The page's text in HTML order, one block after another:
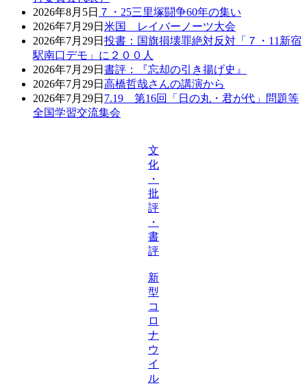
2026年8月5日 ７・25三里塚闘争60年の集い
2026年7月29日 米国 レイバーノーツ大会
2026年7月29日 投書：国旗損壊罪絶対反対「７・11新宿
駅南口デモ」に２００人
2026年7月29日 書評：『忘却の引き揚げ史』
2026年7月29日 高橋哲哉さんの講演から
2026年7月29日 7.19 第16回「日の丸・君が代」問題等
全国学習交流集会
文
化
・
批
評
・
書
評
新
型
コ
ロ
ナ
ウ
イ
ル